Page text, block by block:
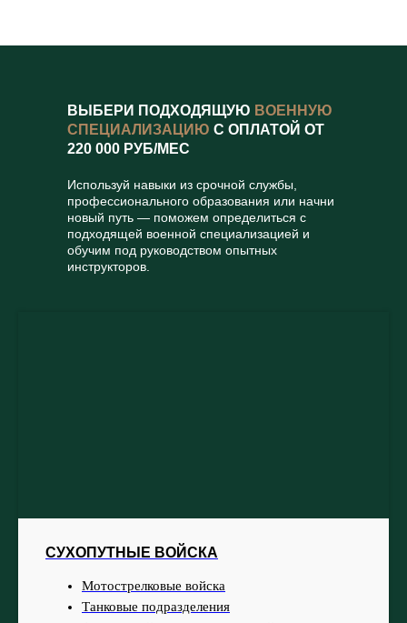
ВЫБЕРИ ПОДХОДЯЩУЮ ВОЕННУЮ
СПЕЦИАЛИЗАЦИЮ С ОПЛАТОЙ ОТ
220 000 РУБ/МЕС
Используй навыки из срочной службы,
профессионального образования или начни
новый путь — поможем определиться с
подходящей военной специализацией и
обучим под руководством опытных
инструкторов.
СУХОПУТНЫЕ ВОЙСКА
Мотострелковые войска
Танковые подразделения